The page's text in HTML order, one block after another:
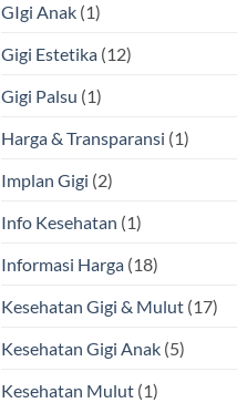
GIgi Anak(1)
Gigi Estetika(12)
Gigi Palsu (1)
Harga & Transparansi (1)
Implan Gigi (2)
Info Kesehatan (1)
Informasi Harga(18)
Kesehatan Gigi & Mulut(17)
Kesehatan Gigi Anak(5)
Kesehatan Mulut(1)